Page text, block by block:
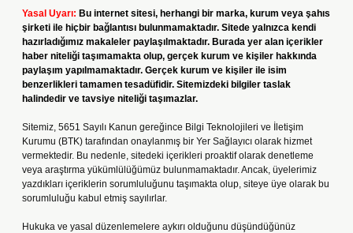
Yasal Uyarı: Bu internet sitesi, herhangi bir marka, kurum veya şahıs
şirketi ile hiçbir bağlantısı bulunmamaktadır. Sitede yalnızca kendi
hazırladığımız makaleler paylaşılmaktadır. Burada yer alan içerikler
haber niteliği taşımamakta olup, gerçek kurum ve kişiler hakkında
paylaşım yapılmamaktadır. Gerçek kurum ve kişiler ile isim
benzerlikleri tamamen tesadüfidir. Sitemizdeki bilgiler taslak
halindedir ve tavsiye niteliği taşımazlar.
Sitemiz, 5651 Sayılı Kanun gereğince Bilgi Teknolojileri ve İletişim
Kurumu (BTK) tarafından onaylanmış bir Yer Sağlayıcı olarak hizmet
vermektedir. Bu nedenle, sitedeki içerikleri proaktif olarak denetleme
veya araştırma yükümlülüğümüz bulunmamaktadır. Ancak, üyelerimiz
yazdıkları içeriklerin sorumluluğunu taşımakta olup, siteye üye olarak bu
sorumluluğu kabul etmiş sayılırlar.
Hukuka ve yasal düzenlemelere aykırı olduğunu düşündüğünüz